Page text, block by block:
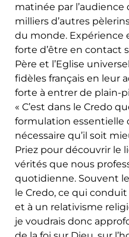
matinée par l’audience
milliers d’autres
du monde. Expérience
forte d’être en contact
Père et l’Eglise
fidèles français en leur
forte à entrer de plain-
« C’est dans le Credo
formulation essentielle
nécessaire qu’il soit
Priez pour découvrir le
vérités que nous
quotidienne. Souvent
le Credo, ce qui
et à un relativisme
je voudrais donc